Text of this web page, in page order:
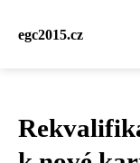
egc2015.cz